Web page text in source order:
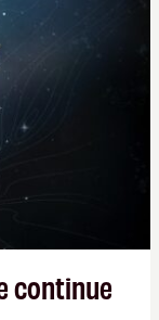
vs. Les
n'est plus
OK, on
continue